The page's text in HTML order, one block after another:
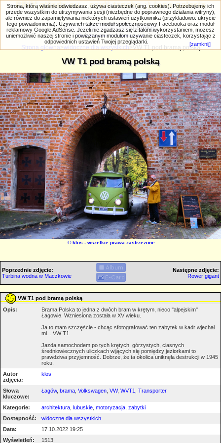
PRIV.gtlodz.eu - czyli trochę ;) inna galeria
Wyszukiwanie zaawansowane
Strona główna widoczne dla wszystkich >VW T1 pod bramą polską
VW T1 pod bramą polską
©klos - wszelkie prawa zastrzeżone.
Poprzednie zdjęcie:
Turbina wodna w Maczkowie
Następne zdjęcie:
Rower gigant
VW T1 pod bramą polską
Opis:
Brama Polska to jedna z dwóch bram w krętym, nieco "alpejskim"
Łagowie. Wzniesiona została w XV wieku.
Ja to mam szczęście - chcąc sfotografować ten zabytek w kadr wjechał
mi... VW T1.
Jazda samochodem po tych krętych, górzystych, ciasnych
średniowiecznych uliczkach wijących się pomiędzy jeziorkami to
prawdziwa przyjemność. Dobrze, że ta okolica uniknęła destrukcji w 1945
roku.
Autor
zdjęcia:
klos
Słowa
kluczowe:
Łagów, brama Volkswagen VW, WVT1 Transporter
Kategorie: architektura lubuskie motoryzacja zabytki
Dostępność:
widoczne dla wszystkich
Data:
17.10.2022 19:25
Wyświetleń:
1513
Strona, którą właśnie odwiedzasz, używa ciasteczek (ang. cookies). Potrzebujemy ich
przede wszystkim do utrzymywania sesji (niezbędne do poprawnego działania witryny),
ale również do zapamiętywania niektórych ustawień użytkownika (przykładowo: ukrycie
tego powiadomienia). Używa ich także moduł społecznościowy Facebooka oraz moduł
reklamowy Google AdSense. Jeżeli nie zgadzasz się z takim wykorzystaniem, możesz
uniemożliwić naszej stronie i powiązanym modułom używanie ciasteczek, korzystając z
odpowiednich ustawień Twojej przeglądarki.
[zamknij]